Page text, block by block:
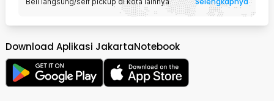
Download Aplikasi JakartaNotebook